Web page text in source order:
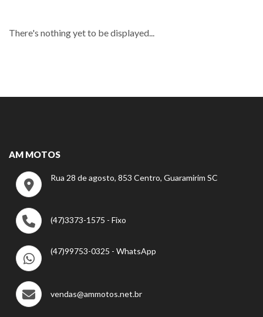
There's nothing yet to be displayed...
AM MOTOS
Rua 28 de agosto, 853 Centro, Guaramirim SC
(47)3373-1575 - Fixo
(47)99753-0325 - WhatsApp
vendas@ammotos.net.br